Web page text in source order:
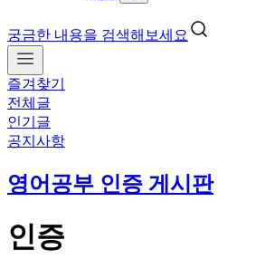
궁금한 내용을 검색해보세요
즐겨찾기
전체글
인기글
공지사항
영어공부 인증 게시판
인증